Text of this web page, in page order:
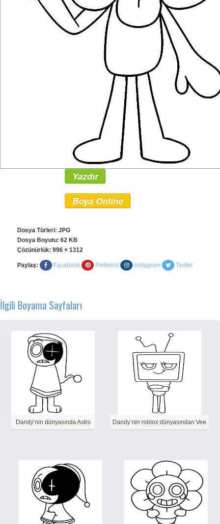
Yazdır
Boya Online
Dosya Türleri: JPG
Dosya Boyutu: 62 KB
Çözünürlük: 996 × 1312
Paylaş: Facebook Pinterest Instagram Twitter
İlgili Boyama Sayfaları
Dandy’nin dünyasında Astro Dandy’nin roblox dünyasından Vee